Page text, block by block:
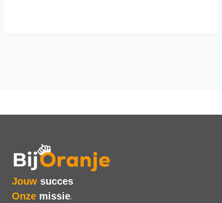
Jouw succes
Onze missie.